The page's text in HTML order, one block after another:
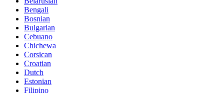
Bengali
Bosnian
Bulgarian
Cebuano
Chichewa
Corsican
Croatian
Dutch
Estonian
Filipino